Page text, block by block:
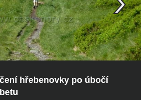
hřebenovky po úbočí